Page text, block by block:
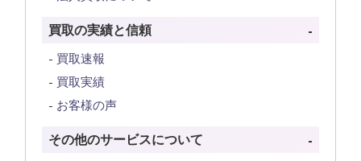
買取の実績と信頼
買取速報
買取実績
お客様の声
その他のサービスについて